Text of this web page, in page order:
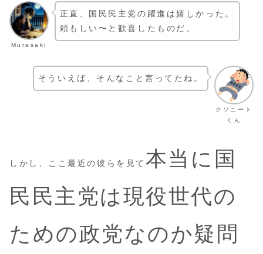
Murasaki
正直、国民民主党の躍進は嬉しかった。
頼もしい〜と歓喜したものだ。
クソニート
くん
そういえば、そんなこと言ってたね。
しかし、ここ最近の彼らを見て 本当に国
民民主党は現役世代の
ための政党なのか疑問